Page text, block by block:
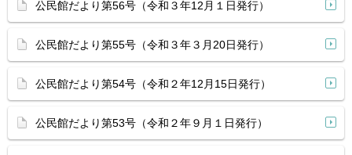
公民館だより第56号（令和３年12月１日発行）
公民館だより第55号（令和３年３月20日発行）
公民館だより第54号（令和２年12月15日発行）
公民館だより第53号（令和２年９月１日発行）